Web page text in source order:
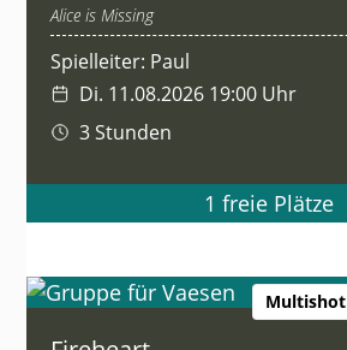
Alice is Missing
Spielleiter: Paul
Di. 11.08.2026 19:00 Uhr
3 Stunden
1 freie Plätze
Multishot